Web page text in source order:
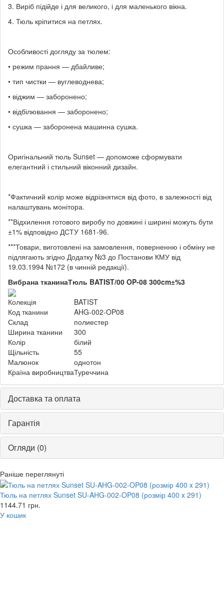
3. Виріб підійде і для великого, і для маленького вікна.
4. Тюль кріпитися на петлях.
Особливості догляду за тюлем:
• режим прання — дбайливе;
• тип чистки — вуглеводнева;
• віджим — заборонено;
• відбілювання — заборонено;
• сушка — заборонена машинна сушка.
Оригінальний тюль Sunset — допоможе сформувати
елегантний і стильний віконний дизайн.
*Фактичний колір може відрізнятися від фото, в залежності від
налаштувань монітора.
**Відхилення готового виробу по довжині і ширині можуть бути
±1% відповідно ДСТУ 1681-96.
***Товари, виготовлені на замовлення, поверненню і обміну не
підлягають згідно Додатку №3 до Постанови КМУ від
19.03.1994 №172 (в чинній редакції).
Вибрана тканинаТюль BATIST/00 OP-08 300cm±%3
Колекція
BATIST
Код тканини
AHG-002-OP08
Склад
полиестер
Ширина тканини
300
Колір
білий
Щільність
55
Малюнок
однотон
Країна виробництваТуреччина
Доставка та оплата
Гарантія
Огляди (0)
Раніше переглянуті
Тюль на петлях Sunset SU-AHG-002-OP08 (розмір 400 x 291)
1144.71 грн.
У кошик